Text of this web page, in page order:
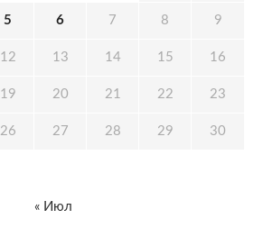
5 6 7 8 9
12 13 14 15 16
19 20 21 22 23
26 27 28 29 30
« Июл